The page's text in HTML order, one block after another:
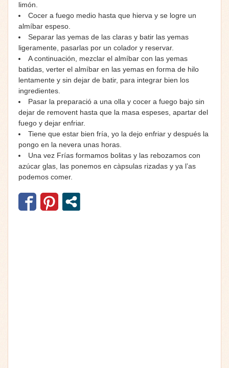
limón.
Cocer a fuego medio hasta que hierva y se logre un
almíbar espeso.
Separar las yemas de las claras y batir las yemas
ligeramente, pasarlas por un colador y reservar.
A continuación, mezclar el almíbar con las yemas
batidas, verter el almíbar en las yemas en forma de hilo
lentamente y sin dejar de batir, para integrar bien los
ingredientes.
Pasar la preparació a una olla y cocer a fuego bajo sin
dejar de removent hasta que la masa espeses, apartar del
fuego y dejar enfriar.
Tiene que estar bien fría, yo la dejo enfriar y después la
pongo en la nevera unas horas.
Una vez Frías formamos bolitas y las rebozamos con
azúcar glas, las ponemos en càpsulas rizadas y ya l’as
podemos comer.